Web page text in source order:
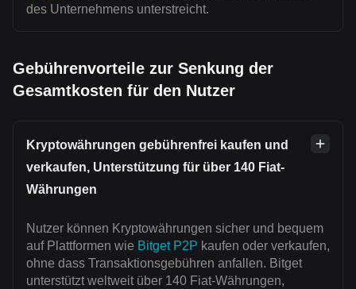
des Unternehmens unterstreicht.
Gebührenvorteile zur Senkung der
Gesamtkosten für den Nutzer
Kryptowährungen gebührenfrei kaufen und
verkaufen, Unterstützung für über 140 Fiat-
Währungen
Nutzer können Kryptowährungen sicher und bequem
auf Plattformen wie Bitget P2P kaufen oder verkaufen,
ohne dass Transaktionsgebühren anfallen. Bitget
unterstützt weltweit über 140 Fiat-Währungen,